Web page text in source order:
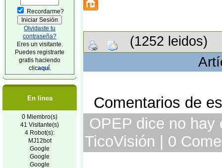
Recordarme?
Olvidaste tu
contraseña?
Eres un visitante.
Puedes registrarte
gratis haciendo
clicaquí.
En linea
0 Miembro(s)
41 Visitante(s)
4 Robot(s):
MJ12bot
Google
Google
Google
(1252 leidos)
Comentarios de
OPEP dice no hay
TicoVisión | 0